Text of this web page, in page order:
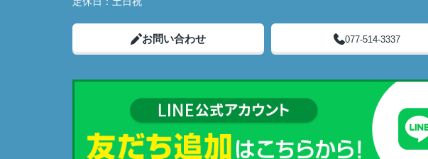
お問い合わせ 077-514-3337